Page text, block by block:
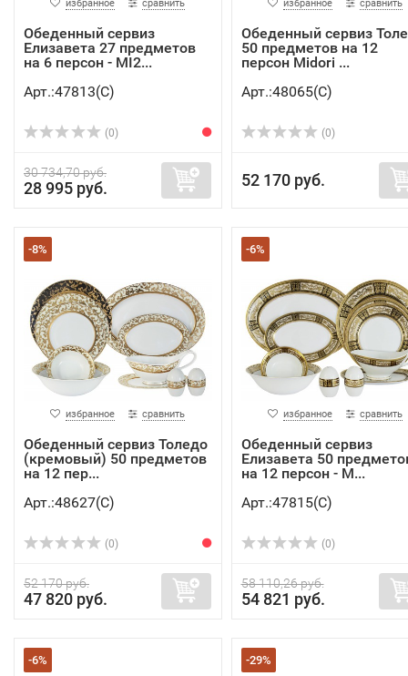
избранное сравнить
Обеденный сервиз
Елизавета 27 предметов
на 6 персон - MI2...
Арт.:47813(C)
(0)
30 734,70 руб.
28 995 руб.
избранное сравнить
Обеденный сервиз
50 предметов на 12
персон Midori ...
Арт.:48065(C)
(0)
52 170 руб.
-8%
избранное сравнить
Обеденный сервиз Толедо
(кремовый) 50 предметов
на 12 пер...
Арт.:48627(C)
(0)
52 170 руб.
47 820 руб.
-6%
избранное сравнить
Обеденный сервиз
Елизавета 50
на 12 персон - M...
Арт.:47815(C)
(0)
58 110,26 руб.
54 821 руб.
-6% -29%